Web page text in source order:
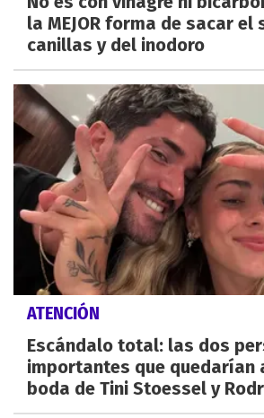
la MEJOR forma de sacar el
canillas y del inodoro
ATENCIÓN
Escándalo total: las dos
importantes que quedarían
boda de Tini Stoessel y